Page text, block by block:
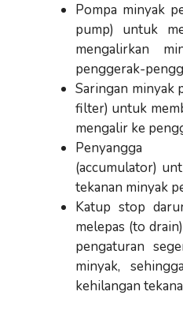
Pompa minyak
pump) untuk
mengalirkan
penggerak-
Saringan minyak
filter) untuk
mengalir ke
Penyangga
(accumulator)
tekanan minyak
Katup stop
melepas (to
pengaturan
minyak,
kehilangan